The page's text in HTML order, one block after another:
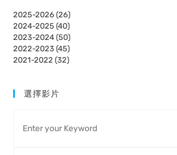
2025-2026 (26)
2024-2025 (40)
2023-2024 (50)
2022-2023 (45)
2021-2022 (32)
選擇影片